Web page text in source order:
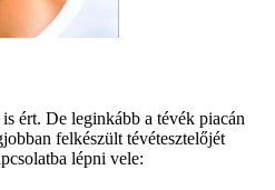
ért. De leginkább a tévék piacán
felkészült tévétesztelőjét
lépni vele: